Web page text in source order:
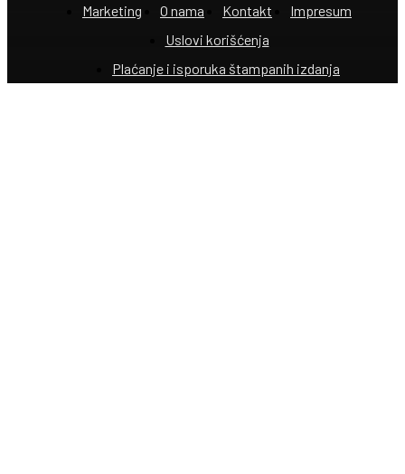
Marketing O nama Kontakt
Impresum
Uslovi korišćenja
Plaćanje i isporuka štampanih izdanja